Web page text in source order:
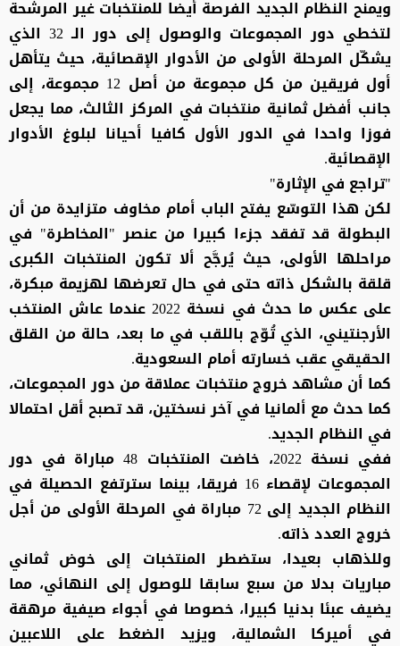
ويمنح النظام الجديد الفرصة أيضا للمنتخبات غير المرشحة
لتخطي دور المجموعات والوصول إلى دور الـ 32 الذي
يشكّل المرحلة الأولى من الأدوار الإقصائية، حيث يتأهل
أول فريقين من كل مجموعة من أصل 12 مجموعة، إلى
جانب أفضل ثمانية منتخبات في المركز الثالث، مما يجعل
فوزا واحدا في الدور الأول كافيا أحيانا لبلوغ الأدوار
الإقصائية.
"تراجع في الإثارة"
لكن هذا التوسّع يفتح الباب أمام مخاوف متزايدة من أن
البطولة قد تفقد جزءا كبيرا من عنصر "المخاطرة" في
مراحلها الأولى، حيث يُرجَّح ألا تكون المنتخبات الكبرى
قلقة بالشكل ذاته حتى في حال تعرضها لهزيمة مبكرة،
على عكس ما حدث في نسخة 2022 عندما عاش المنتخب
الأرجنتيني، الذي تُوّج باللقب في ما بعد، حالة من القلق
الحقيقي عقب خسارته أمام السعودية.
كما أن مشاهد خروج منتخبات عملاقة من دور المجموعات،
كما حدث مع ألمانيا في آخر نسختين، قد تصبح أقل احتمالا
في النظام الجديد.
ففي نسخة 2022، خاضت المنتخبات 48 مباراة في دور
المجموعات لإقصاء 16 فريقا، بينما سترتفع الحصيلة في
النظام الجديد إلى 72 مباراة في المرحلة الأولى من أجل
خروج العدد ذاته.
وللذهاب بعيدا، ستضطر المنتخبات إلى خوض ثماني
مباريات بدلا من سبع سابقا للوصول إلى النهائي، مما
يضيف عبئا بدنيا كبيرا، خصوصا في أجواء صيفية مرهقة
في أميركا الشمالية، ويزيد الضغط على اللاعبين